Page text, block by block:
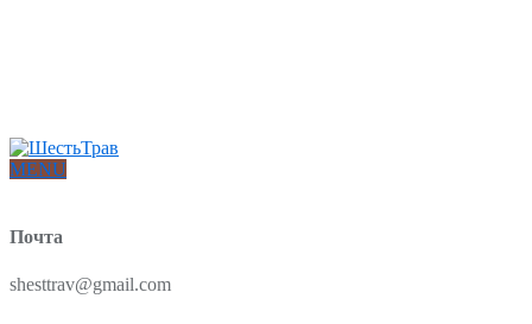
MENU
Почта
shesttrav@gmail.com